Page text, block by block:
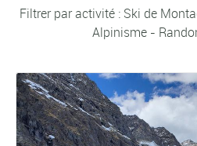
Filtrer par activité : Ski de
Alpinisme -